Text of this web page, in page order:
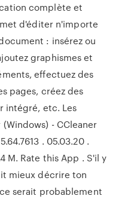
complète et
d'éditer n'importe
: insérez ou
graphismes et
effectuez des
pages, créez des
intégré, etc. Les
- CCleaner
. 05.03.20 .
M. Rate this App . S'il y
mieux décrire ton
serait probablement